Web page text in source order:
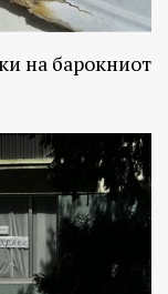
на барокниот